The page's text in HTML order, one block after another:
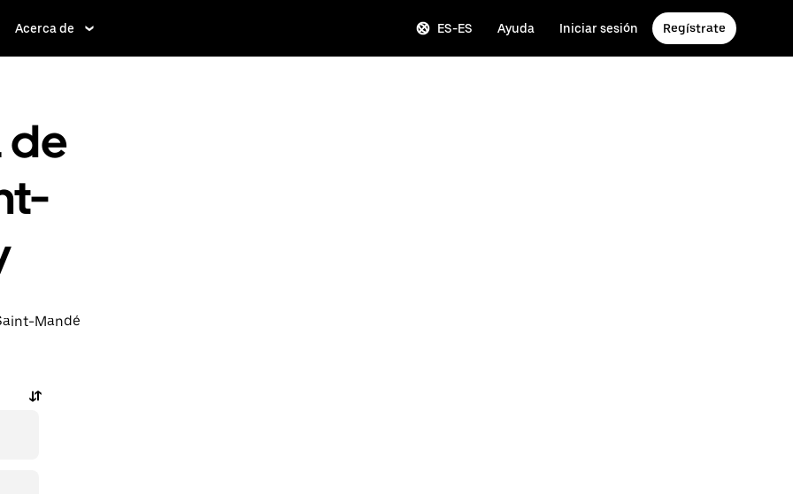
Acerca de ES-ES Ayuda Iniciar sesión Regístrate
de
Mandé